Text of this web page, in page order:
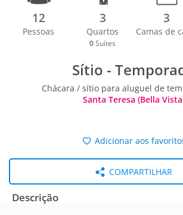
12
Pessoas
3
Quartos
0 Suítes
3
Camas de
Sítio -
Chácara / sítio para aluguel de
Santa Teresa (Bella
Adicionar aos
COMPARTILHAR
Descrição